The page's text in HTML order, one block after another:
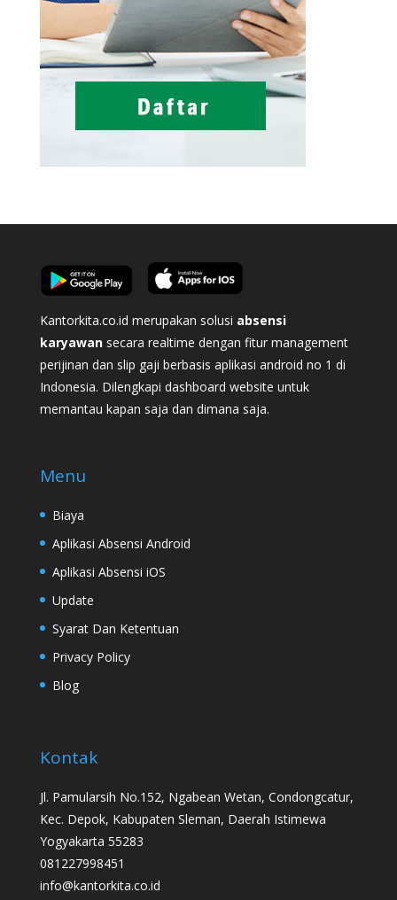
Kantorkita.co.id merupakan solusi absensi
karyawan secara realtime dengan fitur management
perijinan dan slip gaji berbasis aplikasi android no 1 di
Indonesia. Dilengkapi dashboard website untuk
memantau kapan saja dan dimana saja.
Menu
Biaya
Aplikasi Absensi Android
Aplikasi Absensi iOS
Update
Syarat Dan Ketentuan
Privacy Policy
Blog
Kontak
Jl. Pamularsih No.152, Ngabean Wetan, Condongcatur,
Kec. Depok, Kabupaten Sleman, Daerah Istimewa
Yogyakarta 55283
081227998451
info@kantorkita.co.id